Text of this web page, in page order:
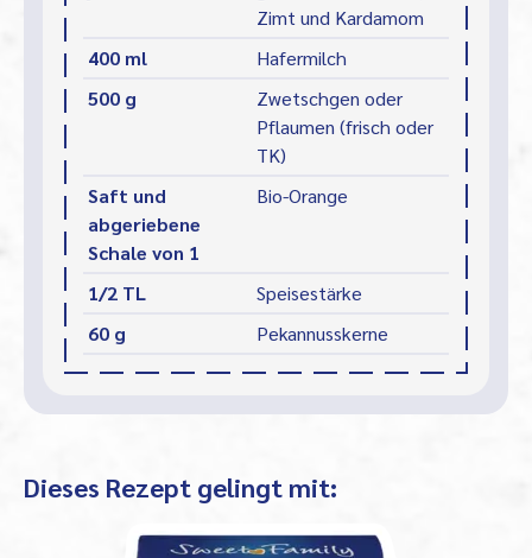
Zimt und Kardamom
400 ml
Hafermilch
500 g
Zwetschgen oder
Pflaumen (frisch oder
TK)
Saft und
abgeriebene
Schale von 1
Bio-Orange
1/2 TL
Speisestärke
60 g
Pekannusskerne
Dieses Rezept gelingt mit: